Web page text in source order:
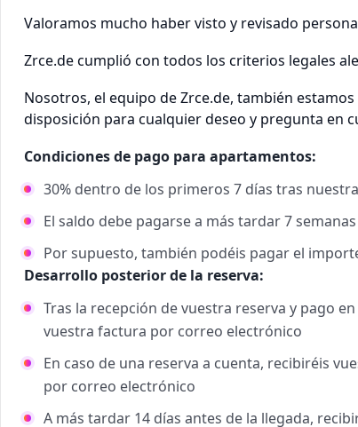
Valoramos mucho haber visto y revisado
Zrce.de cumplió con todos los criterios legales
Nosotros, el equipo de Zrce.de, también
disposición para cualquier deseo y pregunta en
Condiciones de pago para apartamentos:
30% dentro de los primeros 7 días tras
El saldo debe pagarse a más tardar 7
Por supuesto, también podéis pagar el
Desarrollo posterior de la reserva:
Tras la recepción de vuestra reserva y pago
vuestra factura por correo electrónico
En caso de una reserva a cuenta, recibiréis
por correo electrónico
A más tardar 14 días antes de la llegada,